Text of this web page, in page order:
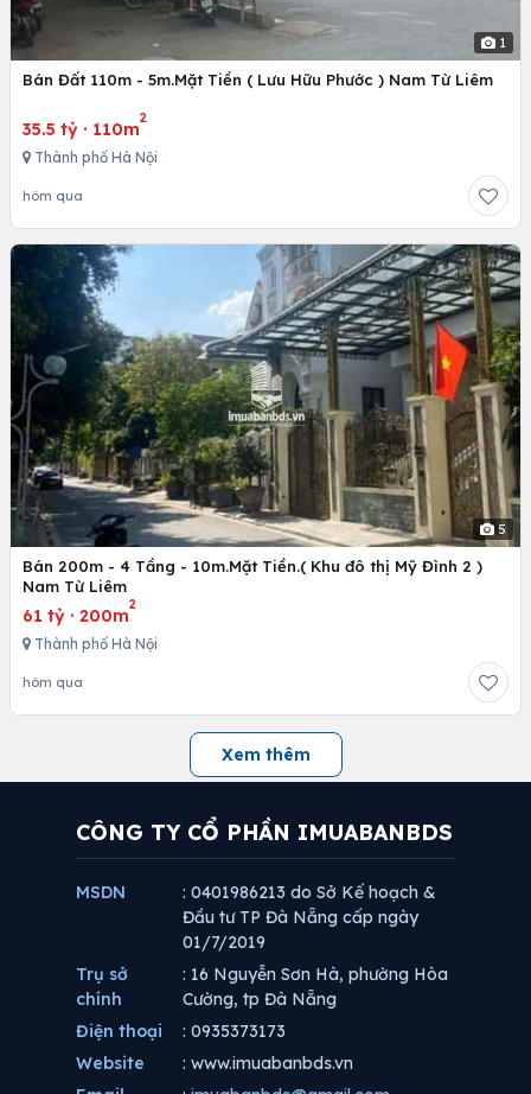
1
Bán Đất 110m - 5m.Mặt Tiền ( Lưu Hữu Phước ) Nam Từ Liêm
35.5 tỷ · 110m
2
Thành phố Hà Nội
hôm qua
5
Bán 200m - 4 Tầng - 10m.Mặt Tiền.( Khu đô thị Mỹ Đình 2 )
Nam Từ Liêm
61 tỷ · 200m
2
Thành phố Hà Nội
hôm qua
Xem thêm
CÔNG TY CỔ PHẦN IMUABANBDS
MSDN
: 0401986213 do Sở Kế hoạch &
Đầu tư TP Đà Nẵng cấp ngày
01/7/2019
Trụ sở
chính
: 16 Nguyễn Sơn Hà, phường Hòa
Cường, tp Đà Nẵng
Điện thoại
: 0935373173
Website
: www.imuabanbds.vn